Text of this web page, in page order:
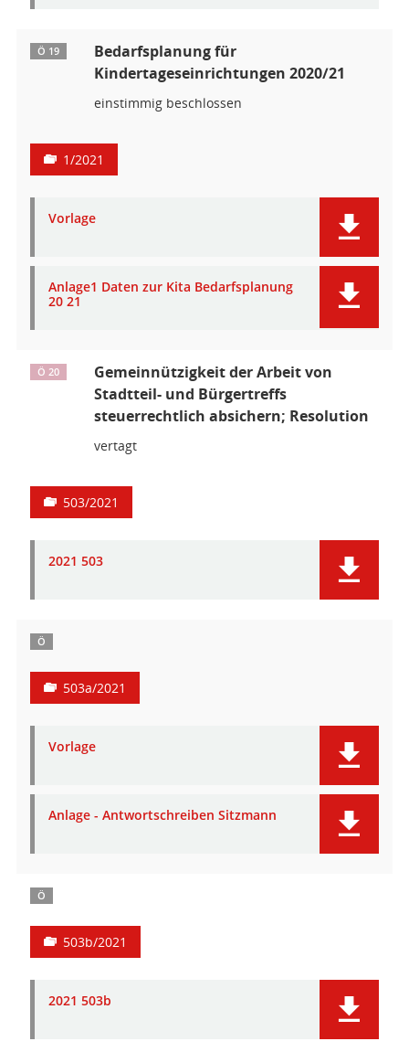
Ö 19
Bedarfsplanung für
Kindertageseinrichtungen 2020/21
einstimmig beschlossen
1/2021
Vorlage
Anlage1 Daten zur Kita Bedarfsplanung
20 21
Ö 20
Gemeinnützigkeit der Arbeit von
Stadtteil- und Bürgertreffs
steuerrechtlich absichern; Resolution
vertagt
503/2021
2021 503
Ö
503a/2021
Vorlage
Anlage - Antwortschreiben Sitzmann
Ö
503b/2021
2021 503b